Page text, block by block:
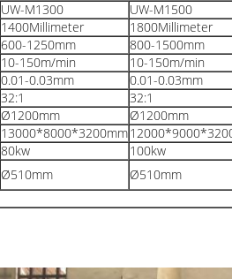
UW-M1300 UW-M1500
1400Millimeter 1800Millimeter
600-1250mm 800-1500mm
10-150m/min 10-150m/min
0.01-0.03mm 0.01-0.03mm
32:1 32:1
Ø1200mm Ø1200mm
13000*8000*3200mm
80kw 100kw
Ø510mm Ø510mm